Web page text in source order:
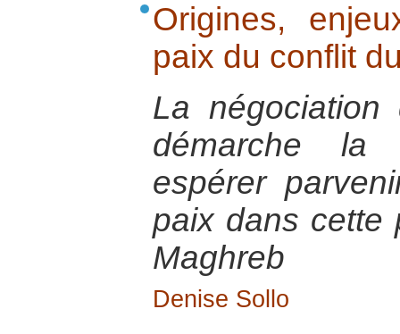
Origines,
paix du conflit
La négociation
démarche la
espérer
paix dans cette
Maghreb
Denise Sollo